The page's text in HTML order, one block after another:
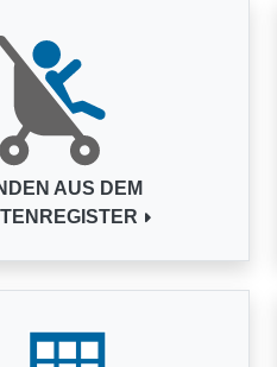
AUS DEM